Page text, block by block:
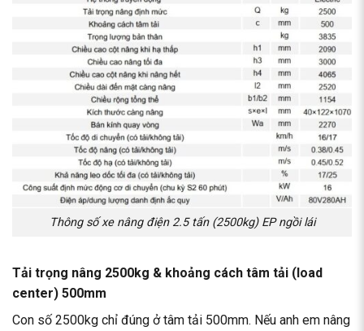
Thông số xe nâng điện 2.5 tấn (2500kg) EP ngồi lái
Tải trọng nâng 2500kg & khoảng cách tâm tải (load
center) 500mm
Con số 2500kg chỉ đúng ở tâm tải 500mm. Nếu anh em nâng